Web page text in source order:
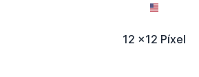
12 x12 Píxel